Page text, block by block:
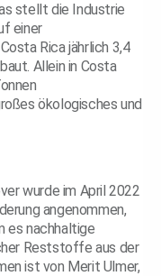
stellt die Industrie
einer
Rica jährlich 3,4
Allein in Costa
ökologisches und
wurde im April 2022
angenommen,
es nachhaltige
Reststoffe aus der
ist von Merit Ulmer,